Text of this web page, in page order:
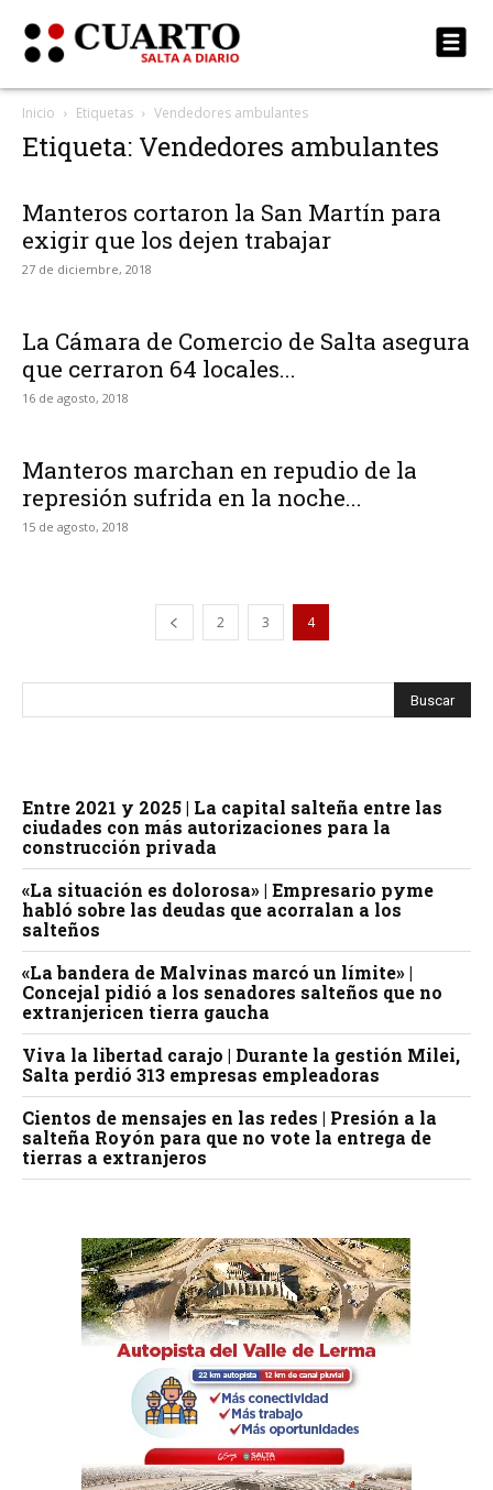
Inicio Etiquetas Vendedores ambulantes
Etiqueta: Vendedores ambulantes
Manteros cortaron la San Martín para
exigir que los dejen trabajar
27 de diciembre, 2018
La Cámara de Comercio de Salta asegura
que cerraron 64 locales...
16 de agosto, 2018
Manteros marchan en repudio de la
represión sufrida en la noche...
15 de agosto, 2018
2 3 4
Entre 2021 y 2025 | La capital salteña entre las
ciudades con más autorizaciones para la
construcción privada
«La situación es dolorosa» | Empresario pyme
habló sobre las deudas que acorralan a los
salteños
«La bandera de Malvinas marcó un límite» |
Concejal pidió a los senadores salteños que no
extranjericen tierra gaucha
Viva la libertad carajo | Durante la gestión Milei,
Salta perdió 313 empresas empleadoras
Cientos de mensajes en las redes | Presión a la
salteña Royón para que no vote la entrega de
tierras a extranjeros